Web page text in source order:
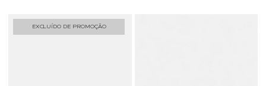
EXCLUÍDO DE PROMOÇÃO